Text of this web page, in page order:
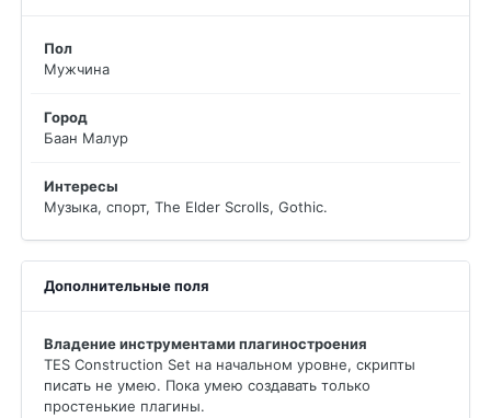
Пол
Мужчина
Город
Баан Малур
Интересы
Музыка, спорт, The Elder Scrolls, Gothic.
Дополнительные поля
Владение инструментами плагиностроения
TES Construction Set на начальном уровне, скрипты
писать не умею. Пока умею создавать только
простенькие плагины.